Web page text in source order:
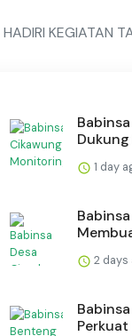
KEGIATAN
Dukung
1 day
2 days
Perkuat